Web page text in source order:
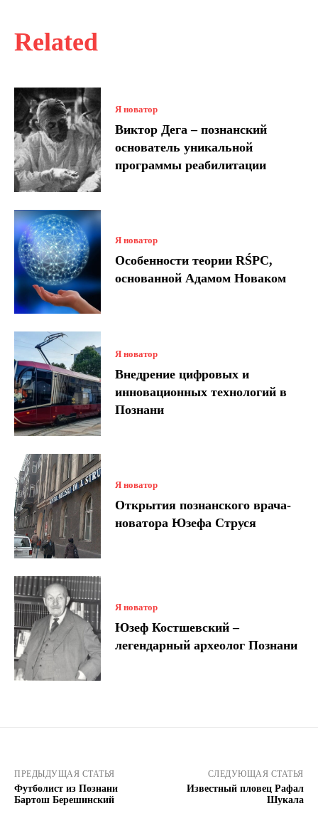
Related
Я новатор
Виктор Дега – познанский
основатель уникальной
программы реабилитации
Я новатор
Особенности теории RŚPC,
основанной Адамом Новаком
Я новатор
Внедрение цифровых и
инновационных технологий в
Познани
Я новатор
Открытия познанского врача-
новатора Юзефа Струся
Я новатор
Юзеф Костшевский –
легендарный археолог Познани
ПРЕДЫДУЩАЯ СТАТЬЯ
Футболист из Познани
Бартош Берешинский
СЛЕДУЮЩАЯ СТАТЬЯ
Известный пловец Рафал
Шукала